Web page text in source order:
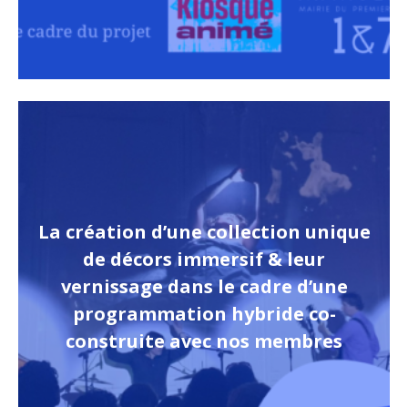
La création d’une collection unique
de décors immersif & leur
vernissage dans le cadre d’une
programmation hybride co-
construite avec nos membres